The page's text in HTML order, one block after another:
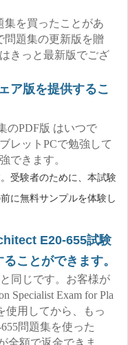
集を買ったことがあ
問題集の更新版を贈
きっと最新版でござ
ア版を提供するこ
のPDF版 はいつで
レットPCで勉強して
できます。
受験者のために、本試験
に無料サンプルを体験し
E20-655試験
ことができます。
同じです。お客様が
Specialist Exam for Pla
使用してから、もっ
問題集を使った
全額で返金できま